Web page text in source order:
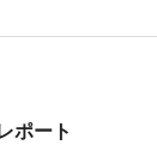
ポート